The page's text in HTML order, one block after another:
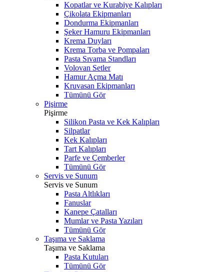
Kopatlar ve Kurabiye Kalıpları
Çikolata Ekipmanları
Dondurma Ekipmanları
Şeker Hamuru Ekipmanları
Krema Duyları
Krema Torba ve Pompaları
Pasta Sıvama Standları
Volovan Setler
Hamur Açma Matı
Kruvasan Ekipmanları
Tümünü Gör
Pişirme
Pişirme
Silikon Pasta ve Kek Kalıpları
Silpatlar
Kek Kalıpları
Tart Kalıpları
Parfe ve Çemberler
Tümünü Gör
Servis ve Sunum
Servis ve Sunum
Pasta Altlıkları
Fanuslar
Kanepe Çatalları
Mumlar ve Pasta Yazıları
Tümünü Gör
Taşıma ve Saklama
Taşıma ve Saklama
Pasta Kutuları
Tümünü Gör